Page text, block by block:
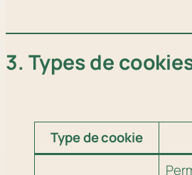
3. Types de
Type de cookie